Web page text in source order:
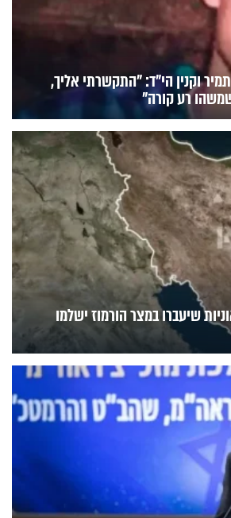
וקנין הי"ד: "התקשרתי אליך,
רע קורה"
שיעברו במצר הורמוז ישלמו